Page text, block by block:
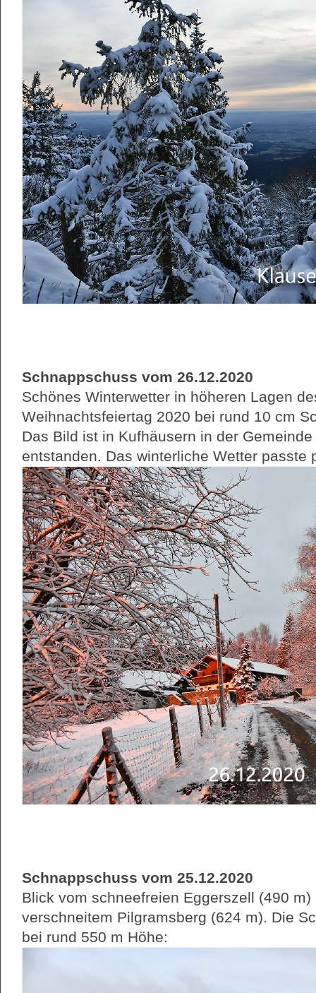
Schnappschuss vom 26.12.2020
Schönes Winterwetter in höheren Lagen
Weihnachtsfeiertag 2020 bei rund 10 cm
Das Bild ist in Kufhäusern in der
entstanden. Das winterliche Wetter passte
Schnappschuss vom 25.12.2020
Blick vom schneefreien Eggerszell (490
verschneitem Pilgramsberg (624 m). Die
bei rund 550 m Höhe: